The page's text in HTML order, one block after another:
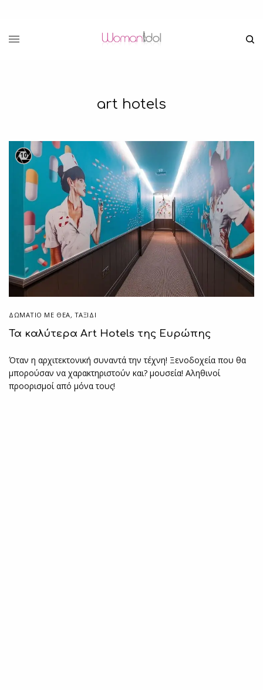
art hotels
10
ΔΩΜΆΤΙΟ ΜΕ ΘΈΑ, ΤΑΞΙΔΙ
Τα καλύτερα Art Hotels της Ευρώπης
Όταν η αρχιτεκτονική συναντά την τέχνη! Ξενοδοχεία που θα
μπορούσαν να χαρακτηριστούν και? μουσεία! Αληθινοί
προορισμοί από μόνα τους!